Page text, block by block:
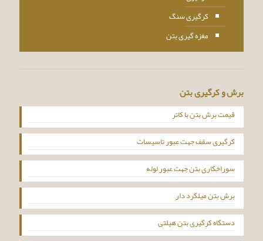
کرگیری سنگ
مغزه گیری بتن
برش و کرگیری بتن
قیمت برش بتن با کاتر
کرگیری سقف جهت عبور تاسیسات
سوراخکاری بتن جهت عبور لوله
برش بتن میلگرد دار
دستگاه کرگیری بتن هیلتی